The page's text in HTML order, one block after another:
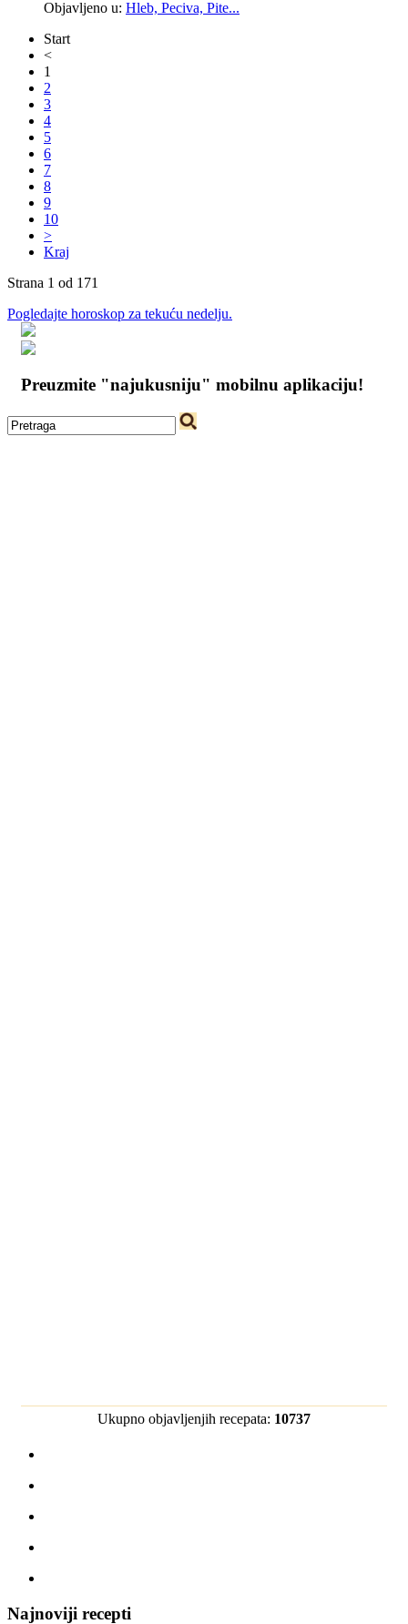
Objavljeno u: Hleb, Peciva, Pite...
Start
<
1
2
3
4
5
6
7
8
9
10
>
Kraj
Strana 1 od 171
Pogledajte horoskop za tekuću nedelju.
Preuzmite "najukusniju" mobilnu aplikaciju!
Ukupno objavljenjih recepata: 10737
Najnoviji recepti